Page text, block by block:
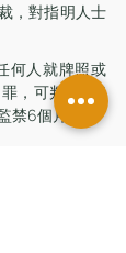
，對指明人士
何人就牌照或
，可判處第5
禁6個月。